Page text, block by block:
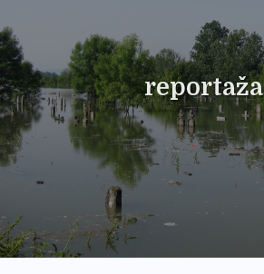
reportaža